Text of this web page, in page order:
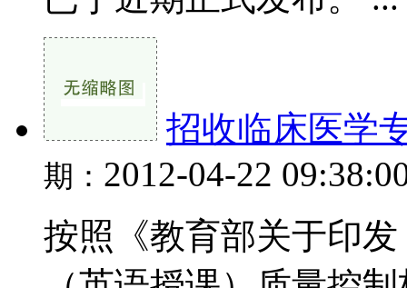
招收临床医学
期： 2012-04-22
按照《教育部关于印